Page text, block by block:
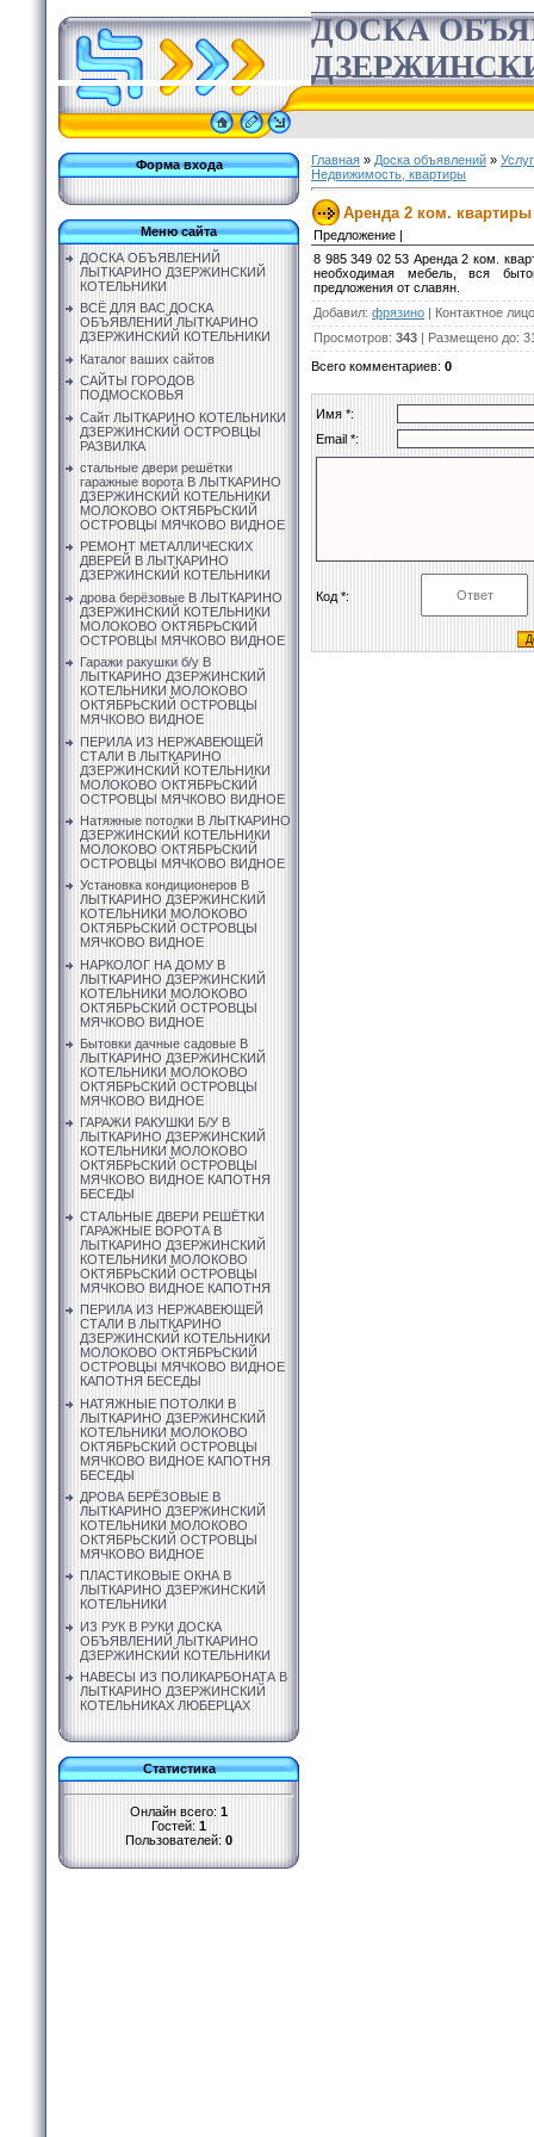
ДОСКА
Форма входа
Меню сайта
ДОСКА ОБЪЯВЛЕНИЙ
ЛЫТКАРИНО ДЗЕРЖИНСКИЙ
КОТЕЛЬНИКИ
ВСЁ ДЛЯ ВАС ДОСКА
ОБЪЯВЛЕНИЙ ЛЫТКАРИНО
ДЗЕРЖИНСКИЙ КОТЕЛЬНИКИ
Каталог ваших сайтов
САЙТЫ ГОРОДОВ
ПОДМОСКОВЬЯ
Сайт ЛЫТКАРИНО КОТЕЛЬНИКИ
ДЗЕРЖИНСКИЙ ОСТРОВЦЫ
РАЗВИЛКА
стальные двери решётки
гаражные ворота В ЛЫТКАРИНО
ДЗЕРЖИНСКИЙ КОТЕЛЬНИКИ
МОЛОКОВО ОКТЯБРЬСКИЙ
ОСТРОВЦЫ МЯЧКОВО ВИДНОЕ
РЕМОНТ МЕТАЛЛИЧЕСКИХ
ДВЕРЕЙ В ЛЫТКАРИНО
ДЗЕРЖИНСКИЙ КОТЕЛЬНИКИ
дрова берёзовые В ЛЫТКАРИНО
ДЗЕРЖИНСКИЙ КОТЕЛЬНИКИ
МОЛОКОВО ОКТЯБРЬСКИЙ
ОСТРОВЦЫ МЯЧКОВО ВИДНОЕ
Гаражи ракушки б/у В
ЛЫТКАРИНО ДЗЕРЖИНСКИЙ
КОТЕЛЬНИКИ МОЛОКОВО
ОКТЯБРЬСКИЙ ОСТРОВЦЫ
МЯЧКОВО ВИДНОЕ
ПЕРИЛА ИЗ НЕРЖАВЕЮЩЕЙ
СТАЛИ В ЛЫТКАРИНО
ДЗЕРЖИНСКИЙ КОТЕЛЬНИКИ
МОЛОКОВО ОКТЯБРЬСКИЙ
ОСТРОВЦЫ МЯЧКОВО ВИДНОЕ
Натяжные потолки В ЛЫТКАРИНО
ДЗЕРЖИНСКИЙ КОТЕЛЬНИКИ
МОЛОКОВО ОКТЯБРЬСКИЙ
ОСТРОВЦЫ МЯЧКОВО ВИДНОЕ
Установка кондиционеров В
ЛЫТКАРИНО ДЗЕРЖИНСКИЙ
КОТЕЛЬНИКИ МОЛОКОВО
ОКТЯБРЬСКИЙ ОСТРОВЦЫ
МЯЧКОВО ВИДНОЕ
НАРКОЛОГ НА ДОМУ В
ЛЫТКАРИНО ДЗЕРЖИНСКИЙ
КОТЕЛЬНИКИ МОЛОКОВО
ОКТЯБРЬСКИЙ ОСТРОВЦЫ
МЯЧКОВО ВИДНОЕ
Бытовки дачные садовые В
ЛЫТКАРИНО ДЗЕРЖИНСКИЙ
КОТЕЛЬНИКИ МОЛОКОВО
ОКТЯБРЬСКИЙ ОСТРОВЦЫ
МЯЧКОВО ВИДНОЕ
ГАРАЖИ РАКУШКИ Б/У В
ЛЫТКАРИНО ДЗЕРЖИНСКИЙ
КОТЕЛЬНИКИ МОЛОКОВО
ОКТЯБРЬСКИЙ ОСТРОВЦЫ
МЯЧКОВО ВИДНОЕ КАПОТНЯ
БЕСЕДЫ
СТАЛЬНЫЕ ДВЕРИ РЕШЁТКИ
ГАРАЖНЫЕ ВОРОТА В
ЛЫТКАРИНО ДЗЕРЖИНСКИЙ
КОТЕЛЬНИКИ МОЛОКОВО
ОКТЯБРЬСКИЙ ОСТРОВЦЫ
МЯЧКОВО ВИДНОЕ КАПОТНЯ
ПЕРИЛА ИЗ НЕРЖАВЕЮЩЕЙ
СТАЛИ В ЛЫТКАРИНО
ДЗЕРЖИНСКИЙ КОТЕЛЬНИКИ
МОЛОКОВО ОКТЯБРЬСКИЙ
ОСТРОВЦЫ МЯЧКОВО ВИДНОЕ
КАПОТНЯ БЕСЕДЫ
НАТЯЖНЫЕ ПОТОЛКИ В
ЛЫТКАРИНО ДЗЕРЖИНСКИЙ
КОТЕЛЬНИКИ МОЛОКОВО
ОКТЯБРЬСКИЙ ОСТРОВЦЫ
МЯЧКОВО ВИДНОЕ КАПОТНЯ
БЕСЕДЫ
ДРОВА БЕРЁЗОВЫЕ В
ЛЫТКАРИНО ДЗЕРЖИНСКИЙ
КОТЕЛЬНИКИ МОЛОКОВО
ОКТЯБРЬСКИЙ ОСТРОВЦЫ
МЯЧКОВО ВИДНОЕ
ПЛАСТИКОВЫЕ ОКНА В
ЛЫТКАРИНО ДЗЕРЖИНСКИЙ
КОТЕЛЬНИКИ
ИЗ РУК В РУКИ ДОСКА
ОБЪЯВЛЕНИЙ ЛЫТКАРИНО
ДЗЕРЖИНСКИЙ КОТЕЛЬНИКИ
НАВЕСЫ ИЗ ПОЛИКАРБОНАТА В
ЛЫТКАРИНО ДЗЕРЖИНСКИЙ
КОТЕЛЬНИКАХ ЛЮБЕРЦАХ
Статистика
Онлайн всего: 1
Гостей: 1
Пользователей: 0
Главная » Доска объявлений »
Недвижимость, квартиры
Аренда 2 ком.
Предложение |
8 985 349 02 53 Аренда 2 ком.
необходимая мебель, вся
предложения от славян.
Добавил: фрязино | Контактное лицо
Просмотров: 343 | Размещено до:
Всего комментариев: 0
Имя *:
Email *:
Код *: